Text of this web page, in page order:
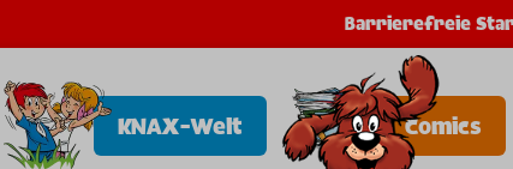
Barrierefreie
KNAX-Welt Comics